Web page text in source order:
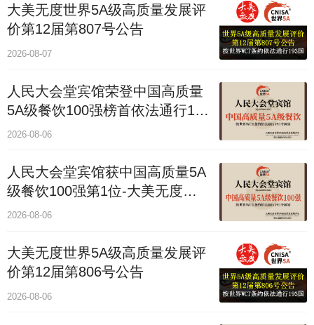
大美无度世界5A级高质量发展评
价第12届第807号公告
2026-08-07
人民大会堂宾馆荣登中国高质量
5A级餐饮100强榜首依法通行193
国
2026-08-06
人民大会堂宾馆获中国高质量5A
级餐饮100强第1位-大美无度评
价通193国
2026-08-06
大美无度世界5A级高质量发展评
价第12届第806号公告
2026-08-06